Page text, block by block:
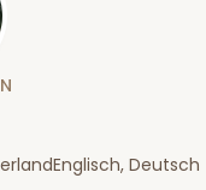
Englisch, Deutsch